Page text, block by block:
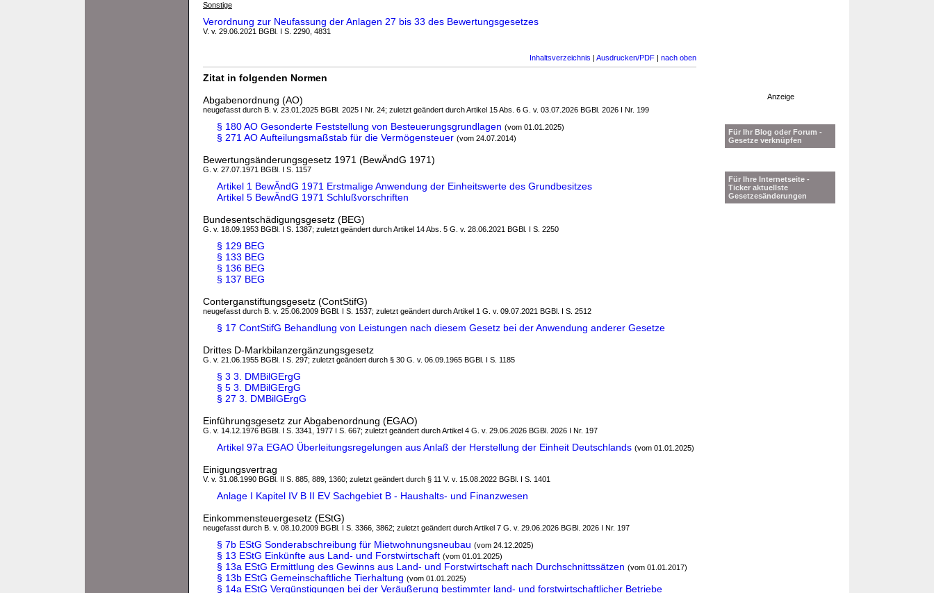
Sonstige
Verordnung zur Neufassung der Anlagen 27 bis 33 des Bewertungsgesetzes
V. v. 29.06.2021 BGBl. I S. 2290, 4831
Inhaltsverzeichnis | Ausdrucken/PDF | nach oben
Zitat in folgenden Normen
Abgabenordnung (AO)
neugefasst durch B. v. 23.01.2025 BGBl. 2025 I Nr. 24; zuletzt geändert durch Artikel 15 Abs. 6 G. v. 03.07.2026 BGBl. 2026 I Nr. 199
§ 180 AO Gesonderte Feststellung von Besteuerungsgrundlagen (vom 01.01.2025)
§ 271 AO Aufteilungsmaßstab für die Vermögensteuer (vom 24.07.2014)
Bewertungsänderungsgesetz 1971 (BewÄndG 1971)
G. v. 27.07.1971 BGBl. I S. 1157
Artikel 1 BewÄndG 1971 Erstmalige Anwendung der Einheitswerte des Grundbesitzes
Artikel 5 BewÄndG 1971 Schlußvorschriften
Bundesentschädigungsgesetz (BEG)
G. v. 18.09.1953 BGBl. I S. 1387; zuletzt geändert durch Artikel 14 Abs. 5 G. v. 28.06.2021 BGBl. I S. 2250
§ 129 BEG
§ 133 BEG
§ 136 BEG
§ 137 BEG
Conterganstiftungsgesetz (ContStifG)
neugefasst durch B. v. 25.06.2009 BGBl. I S. 1537; zuletzt geändert durch Artikel 1 G. v. 09.07.2021 BGBl. I S. 2512
§ 17 ContStifG Behandlung von Leistungen nach diesem Gesetz bei der Anwendung anderer Gesetze
Drittes D-Markbilanzergänzungsgesetz
G. v. 21.06.1955 BGBl. I S. 297; zuletzt geändert durch § 30 G. v. 06.09.1965 BGBl. I S. 1185
§ 3 3. DMBilGErgG
§ 5 3. DMBilGErgG
§ 27 3. DMBilGErgG
Einführungsgesetz zur Abgabenordnung (EGAO)
G. v. 14.12.1976 BGBl. I S. 3341, 1977 I S. 667; zuletzt geändert durch Artikel 4 G. v. 29.06.2026 BGBl. 2026 I Nr. 197
Artikel 97a EGAO Überleitungsregelungen aus Anlaß der Herstellung der Einheit Deutschlands (vom 01.01.2025)
Einigungsvertrag
V. v. 31.08.1990 BGBl. II S. 885, 889, 1360; zuletzt geändert durch § 11 V. v. 15.08.2022 BGBl. I S. 1401
Anlage I Kapitel IV B II EV Sachgebiet B - Haushalts- und Finanzwesen
Einkommensteuergesetz (EStG)
neugefasst durch B. v. 08.10.2009 BGBl. I S. 3366, 3862; zuletzt geändert durch Artikel 7 G. v. 29.06.2026 BGBl. 2026 I Nr. 197
§ 7b EStG Sonderabschreibung für Mietwohnungsneubau (vom 24.12.2025)
§ 13 EStG Einkünfte aus Land- und Forstwirtschaft (vom 01.01.2025)
§ 13a EStG Ermittlung des Gewinns aus Land- und Forstwirtschaft nach Durchschnittssätzen (vom 01.01.2017)
§ 13b EStG Gemeinschaftliche Tierhaltung (vom 01.01.2025)
§ 14a EStG Vergünstigungen bei der Veräußerung bestimmter land- und forstwirtschaftlicher Betriebe
Anzeige
Für Ihr Blog oder Forum -
Gesetze verknüpfen
Für Ihre Internetseite -
Ticker aktuellste
Gesetzesänderungen